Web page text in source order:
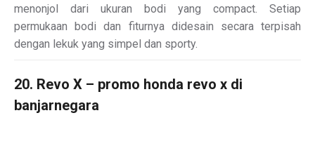
menonjol dari ukuran bodi yang compact. Setiap
permukaan bodi dan fiturnya didesain secara terpisah
dengan lekuk yang simpel dan sporty.
20. Revo X – promo honda revo x di
banjarnegara